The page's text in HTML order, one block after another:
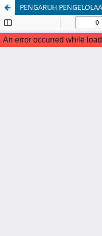
PENGARUH